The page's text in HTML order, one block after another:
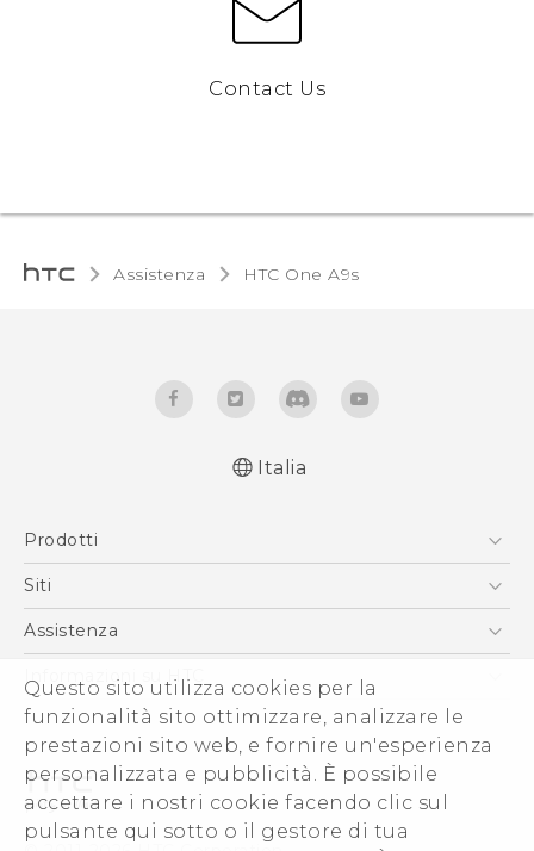
Questo sito utilizza cookies per la
funzionalità sito ottimizzare, analizzare le
prestazioni sito web, e fornire un'esperienza
personalizzata e pubblicità. È possibile
accettare i nostri cookie facendo clic sul
pulsante qui sotto o il gestore di tua
Contact Us
Assistenza HTC One A9s‎
normativa
English - Safety and regulatory guide
Italia
Prodotti
Smartphone
Vive
Accessori
Siti
HTC VIVE
Assistenza
Ecommerce Assistenza
Informazioni su HTC
ESG
Uffici Commerciali
Investitori (Inglese)
Cookie Preferences